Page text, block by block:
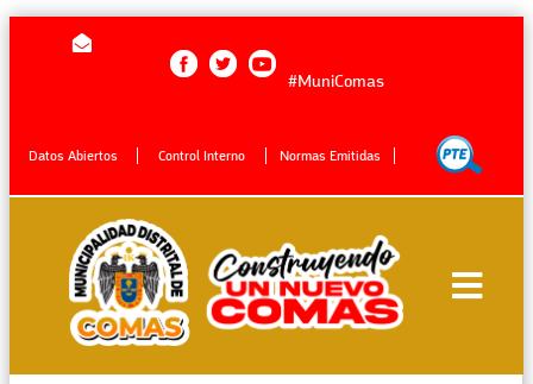
#MuniComas
Datos Abiertos Control Interno Normas Emitidas